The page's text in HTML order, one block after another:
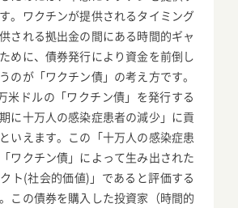
。ワクチンが提供されるタイミング
される拠出金の間にある時間的ギャ
めに、債券発行により資金を前倒し
のが「ワクチン債」の考え方です。
米ドルの「ワクチン債」を発行する
に十万人の感染症患者の減少」に貢
いえます。この「十万人の感染症患
ワクチン債」によって生み出された
クト(社会的価値)」であると評価する
この債券を購入した投資家（時間的